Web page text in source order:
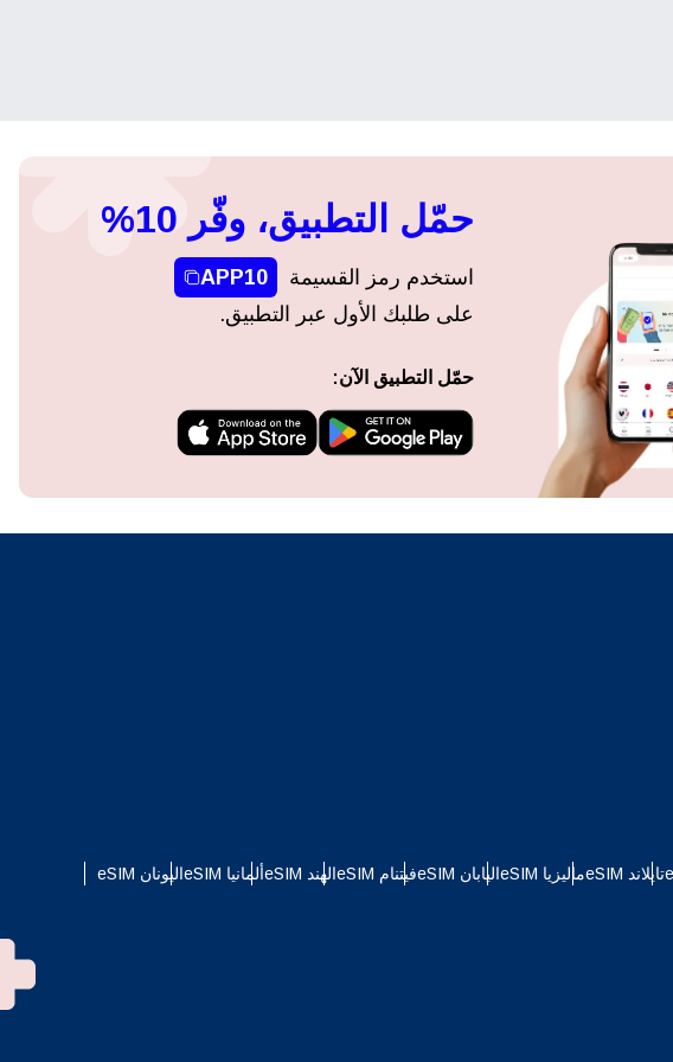
حمّل التطبيق، وفّر 10%
استخدم رمز القسيمة
APP10
على طلبك الأول عبر التطبيق.
حمّل التطبيق الآن:
تايلاند eSIM ماليزيا eSIM اليابان eSIM فيتنام eSIM الهند eSIM ألمانيا eSIM
اليونان eSIM